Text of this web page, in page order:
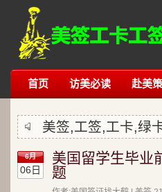
首页 访美必读 赴美
美签,工签,工卡,绿
6月
06日
美国留学生毕业
题